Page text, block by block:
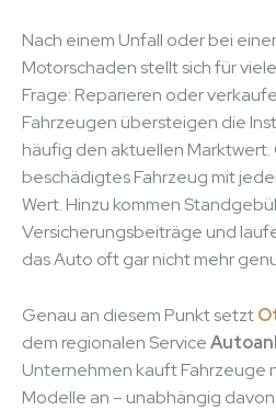
Nach einem Unfall oder bei
Motorschaden stellt sich für
Frage: Reparieren oder
Fahrzeugen übersteigen die
häufig den aktuellen
beschädigtes Fahrzeug mit
Wert. Hinzu kommen
Versicherungsbeiträge und
das Auto oft gar nicht mehr
Genau an diesem Punkt setzt
dem regionalen Service
Unternehmen kauft Fahrzeuge
Modelle an – unabhängig